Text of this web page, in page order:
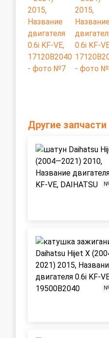
Другие
№
№